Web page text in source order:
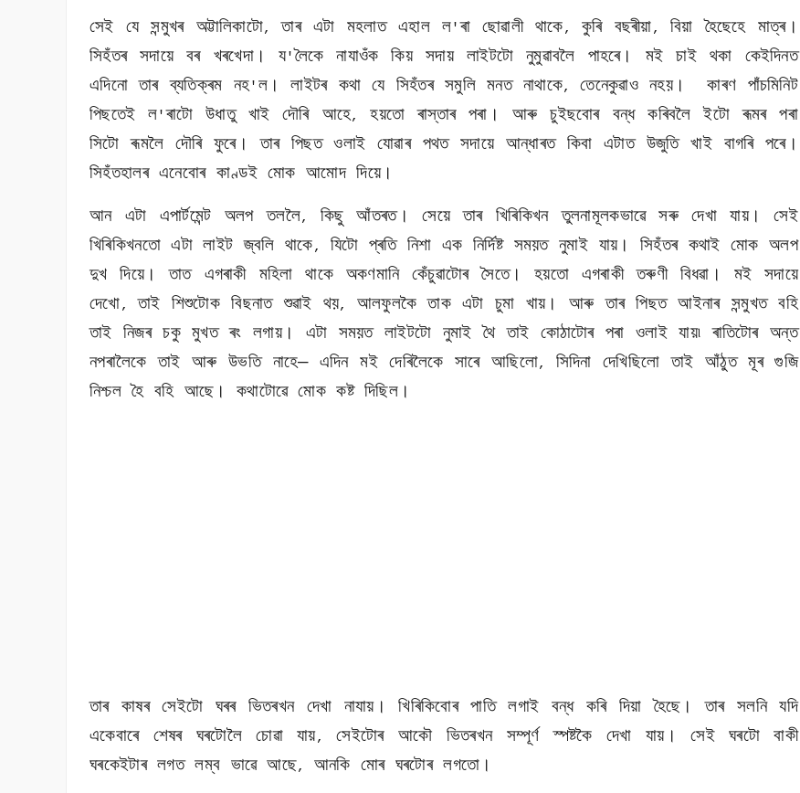
সেই যে সন্মুখৰ অট্টালিকাটো,তাৰ এটা মহলাত এহাল ল'ৰা ছোৱালী থাকে, কুৰি বছৰীয়া,বিয়া হৈছেহে মাত্ৰ।
সিহঁতৰ সদায়ে বৰ খৰখেদা। য' লৈকে নাযাওঁক কিয় সদায় লাইটটো নুমুৱাবলৈ পাহৰে। মই চাই থকা কেইদিনত
এদিনো তাৰ ব্যতিক্ৰম নহ' ল। লাইটৰ কথা যে সিহঁতৰ সমুলি মনত নাথাকে,তেনেকুৱাও নহয়।
কাৰণ পাঁচমিনিট
পিছতেই ল'ৰাটো উধাতু খাই দৌৰি আহে,হয়তো ৰাস্তাৰ পৰা। আৰু চুইছবোৰ বন্ধ কৰিবলৈ ইটো ৰূমৰ পৰা
সিটো ৰূমলৈ দৌৰি ফুৰে। তাৰ পিছত ওলাই যোৱাৰ পথত সদায়ে আন্ধাৰত কিবা এটাত উজুতি খাই বাগৰি পৰে।
সিহঁতহালৰ এনেবোৰ কাণ্ডই মোক আমোদ দিয়ে।
আন এটা এপাৰ্টমেন্ট অলপ তললৈ, কিছু আঁতৰত। সেয়ে তাৰ খিৰিকিখন তুলনামূলকভাৱে সৰু দেখা যায়। সেই
খিৰিকিখনতো এটা লাইট জ্বলি থাকে, যিটো প্ৰতি নিশা এক নিৰ্দিষ্ট সময়ত নুমাই যায়। সিহঁতৰ কথাই মোক অলপ
দুখ দিয়ে। তাত এগৰাকী মহিলা থাকে অকণমানি কেঁচুৱাটোৰ সৈতে। হয়তো এগৰাকী তৰুণী বিধৱা। মই সদায়ে
দেখো,তাই শিশুটোক বিছনাত শুৱাই থয়, আলফুলকৈ তাক এটা চুমা খায়। আৰু তাৰ পিছত আইনাৰ সন্মুখত বহি
তাই নিজৰ চকু মুখত ৰং লগায়। এটা সময়ত লাইটটো নুমাই থৈ তাই কোঠাটোৰ পৰা ওলাই যায়৷ ৰাতিটোৰ অন্ত
নপৰালৈকে তাই আৰু উভতি নাহে— এদিন মই দেৰিলৈকে সাৰে আছিলো, সিদিনা দেখিছিলো তাই আঁঠুত মূৰ গুজি
নিশ্চল হৈ বহি আছে। কথাটোৱে মোক কষ্ট দিছিল।
তাৰ কাষৰ সেইটো ঘৰৰ ভিতৰখন দেখা নাযায়। খিৰিকিবোৰ পাতি লগাই বন্ধ কৰি দিয়া হৈছে। তাৰ সলনি যদি
একেবাৰে শেষৰ ঘৰটোলৈ চোৱা যায়,সেইটোৰ আকৌ ভিতৰখন সম্পূৰ্ণ স্পষ্টকৈ দেখা যায়। সেই ঘৰটো বাকী
ঘৰকেইটাৰ লগত লম্ব ভাৱে আছে, আনকি মোৰ ঘৰটোৰ লগতো।